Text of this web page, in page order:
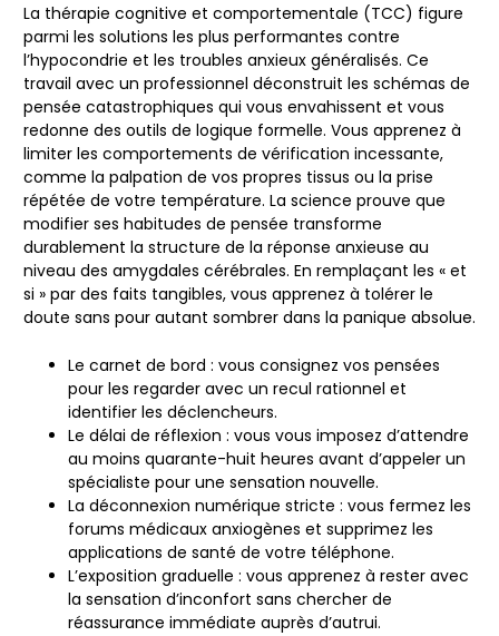
La thérapie cognitive et comportementale (TCC) figure
parmi les solutions les plus performantes contre
l’hypocondrie et les troubles anxieux généralisés. Ce
travail avec un professionnel déconstruit les schémas de
pensée catastrophiques qui vous envahissent et vous
redonne des outils de logique formelle. Vous apprenez à
limiter les comportements de vérification incessante,
comme la palpation de vos propres tissus ou la prise
répétée de votre température. La science prouve que
modifier ses habitudes de pensée transforme
durablement la structure de la réponse anxieuse au
niveau des amygdales cérébrales. En remplaçant les « et
si » par des faits tangibles, vous apprenez à tolérer le
doute sans pour autant sombrer dans la panique absolue.
Le carnet de bord : vous consignez vos pensées
pour les regarder avec un recul rationnel et
identifier les déclencheurs.
Le délai de réflexion : vous vous imposez d’attendre
au moins quarante-huit heures avant d’appeler un
spécialiste pour une sensation nouvelle.
La déconnexion numérique stricte : vous fermez les
forums médicaux anxiogènes et supprimez les
applications de santé de votre téléphone.
L’exposition graduelle : vous apprenez à rester avec
la sensation d’inconfort sans chercher de
réassurance immédiate auprès d’autrui.